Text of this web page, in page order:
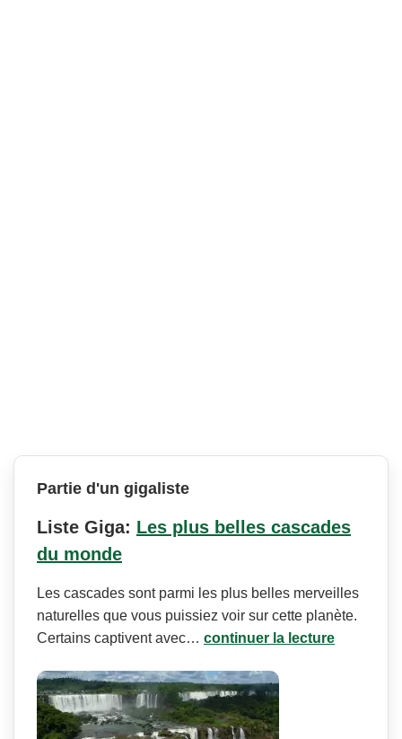
Partie d'un gigaliste
Liste Giga: Les plus belles cascades
du monde
Les cascades sont parmi les plus belles merveilles
naturelles que vous puissiez voir sur cette planète.
Certains captivent avec… continuer la lecture